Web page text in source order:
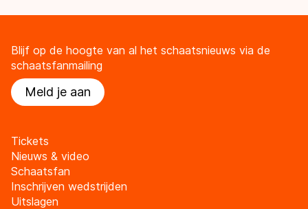
Blijf op de hoogte van al het schaatsnieuws via de
schaatsfanmailing
Meld je aan
Tickets
Nieuws & video
Schaatsfan
Inschrijven wedstrijden
Uitslagen